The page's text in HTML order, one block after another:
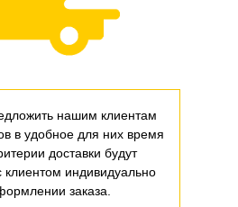
нашим клиентам
в удобное для них время
доставки будут
клиентом индивидуально
заказа.